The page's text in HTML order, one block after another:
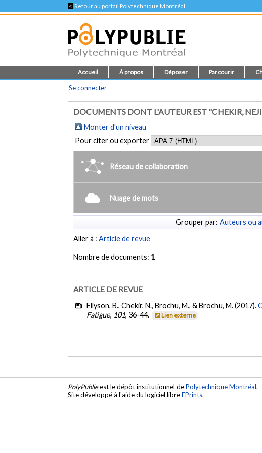
< Retour au portail Polytechnique Montréal
Accueil À propos Déposer Parcourir
Se connecter
DOCUMENTS DONT L'AUTEUR EST "CHEKIR,
Monter d'un niveau
Pour citer ou exporter
Réseau de collaboration
Nuage de mots
Grouper par: Auteurs ou
Aller à :Article de revue
Nombre de documents: 1
ARTICLE DE REVUE
Ellyson, B., Chekir, N., Brochu, M., & Brochu, M. (2017).
Fatigue, 101, 36-44. Lien externe
PolyPublieest le dépôt institutionnel dePolytechnique Montréal.
Site développé à l'aide du logiciel libreEPrints.